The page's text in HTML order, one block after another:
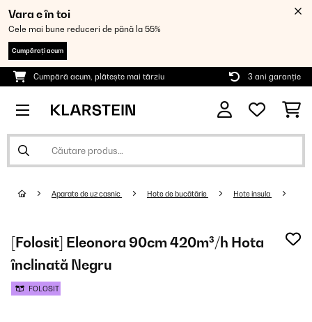
Vara e în toi
Cele mai bune reduceri de până la 55%
Cumpărați acum
Cumpără acum, plătește mai târziu 3 ani garanție
Aparate de uz casnic Hote de bucătărie Hote insula
[Folosit] Eleonora 90cm 420m³/h Hota
înclinată Negru
FOLOSIT